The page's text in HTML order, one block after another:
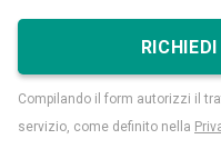
Compilando il form autorizzi il
servizio, come definito nella